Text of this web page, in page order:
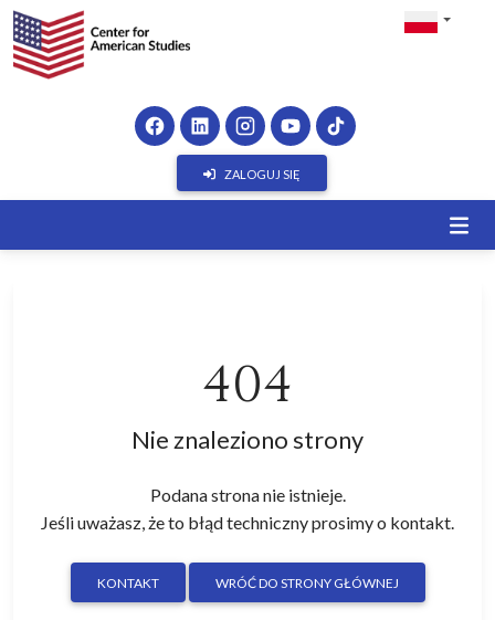
ZALOGUJ SIĘ
404
Nie znaleziono strony
Podana strona nie istnieje.
Jeśli uważasz, że to błąd techniczny prosimy o kontakt.
KONTAKT WRÓĆ DO STRONY GŁÓWNEJ